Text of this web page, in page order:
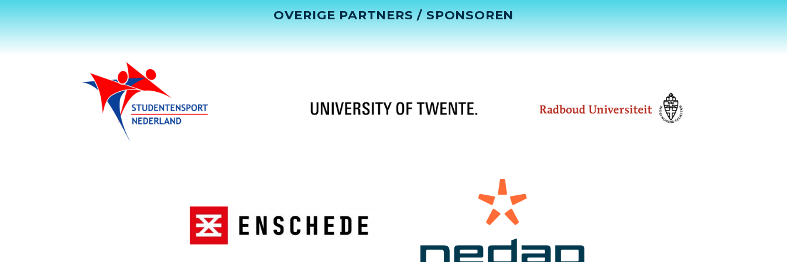
OVERIGE PARTNERS / SPONSOREN